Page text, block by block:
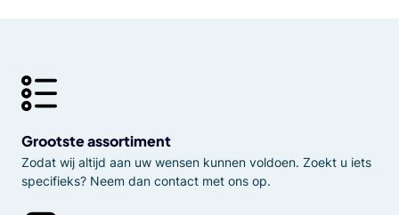
Grootste assortiment
Zodat wij altijd aan uw wensen kunnen voldoen. Zoekt u iets
specifieks? Neem dan contact met ons op.